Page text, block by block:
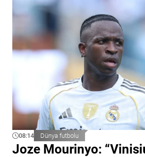
08:14 Dünya futbolu
Joze Mourinyo: